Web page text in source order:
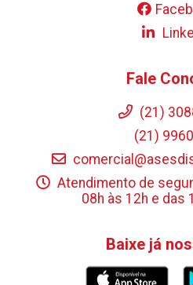
Fale
(21)
(21)
Atendimento de
08h às 12h e das
Baixe já